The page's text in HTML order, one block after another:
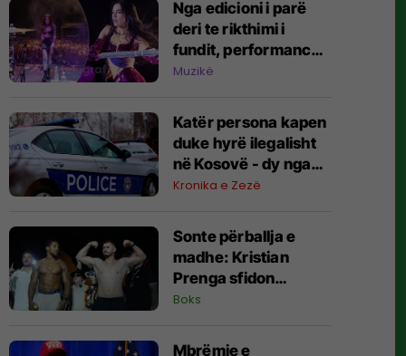
Nga edicioni i parë
deri te rikthimi i
fundit, performancat
e Dua Lipës në Sunny
Muzikë
Katër persona kapen
duke hyrë ilegalisht
në Kosovë - dy nga
Maqedonia e Veriut,
Kronika e Zezë
Sonte përballja e
madhe: Kristian
Prenga sfidon
Anthony Joshuan në
Boks
Mbrëmje e